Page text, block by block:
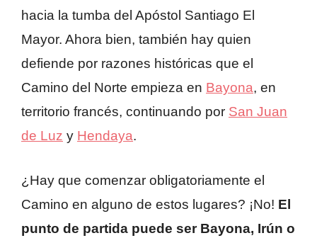
hacia la tumba del Apóstol Santiago El
Mayor. Ahora bien, también hay quien
defiende por razones históricas que el
Camino del Norte empieza en Bayona, en
territorio francés, continuando por San Juan
de Luz y Hendaya.
¿Hay que comenzar obligatoriamente el
Camino en alguno de estos lugares? ¡No! El
punto de partida puede ser Bayona, Irún o